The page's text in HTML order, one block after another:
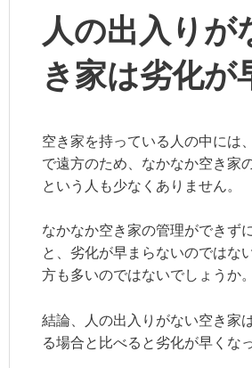
人の出入りが
き家は劣化が
空き家を持っている人の中には
で遠方のため、なかなか空き家
という人も少なくありません。
なかなか空き家の管理ができず
と、劣化が早まらないのではな
方も多いのではないでしょうか。
結論、人の出入りがない空き家
る場合と比べると劣化が早くな